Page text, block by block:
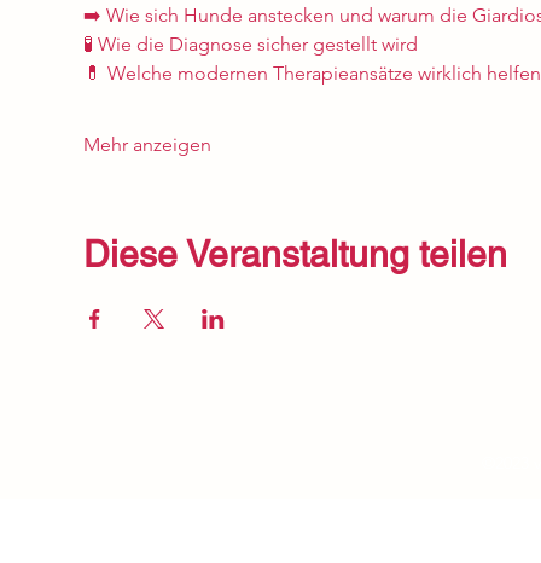
➡️ Wie sich Hunde anstecken und warum die
🧪 Wie die Diagnose sicher gestellt wird
💊 Welche modernen Therapieansätze wirklich helfen
Mehr anzeigen
Diese Veranstaltung teilen